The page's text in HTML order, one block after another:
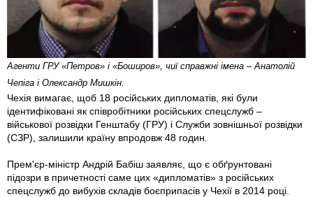
Агенти ГРУ «Петров» і «Боширов», чиї справжні імена – Анатолій
Чепіга і Олександр Мишкін.
Чехія вимагає, щоб 18 російських дипломатів, які були
ідентифіковані як співробітники російських спецслужб –
військової розвідки Генштабу (ГРУ) і Служби зовнішньої розвідки
(СЗР), залишили країну впродовж 48 годин.
Прем'єр-міністр Андрій Бабіш заявляє, що є обґрунтовані
підозри в причетності саме цих «дипломатів» з російських
спецслужб до вибухів складів боєприпасів у Чехії в 2014 році.